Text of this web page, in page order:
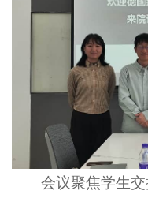
会议聚焦学生